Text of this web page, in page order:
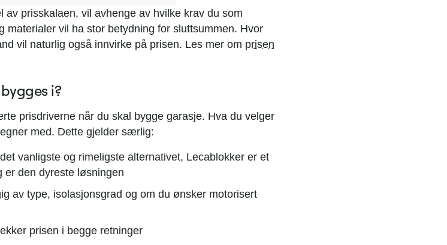
prisskalaen, vil avhenge av hvilke krav du som
materialer vil ha stor betydning for sluttsummen. Hvor
vil naturlig også innvirke på prisen. Les mer om prisen
i?
prisdriverne når du skal bygge garasje. Hva du velger
med. Dette gjelder særlig:
vanligste og rimeligste alternativet, Lecablokker er et
er den dyreste løsningen
av type, isolasjonsgrad og om du ønsker motorisert
prisen i begge retninger